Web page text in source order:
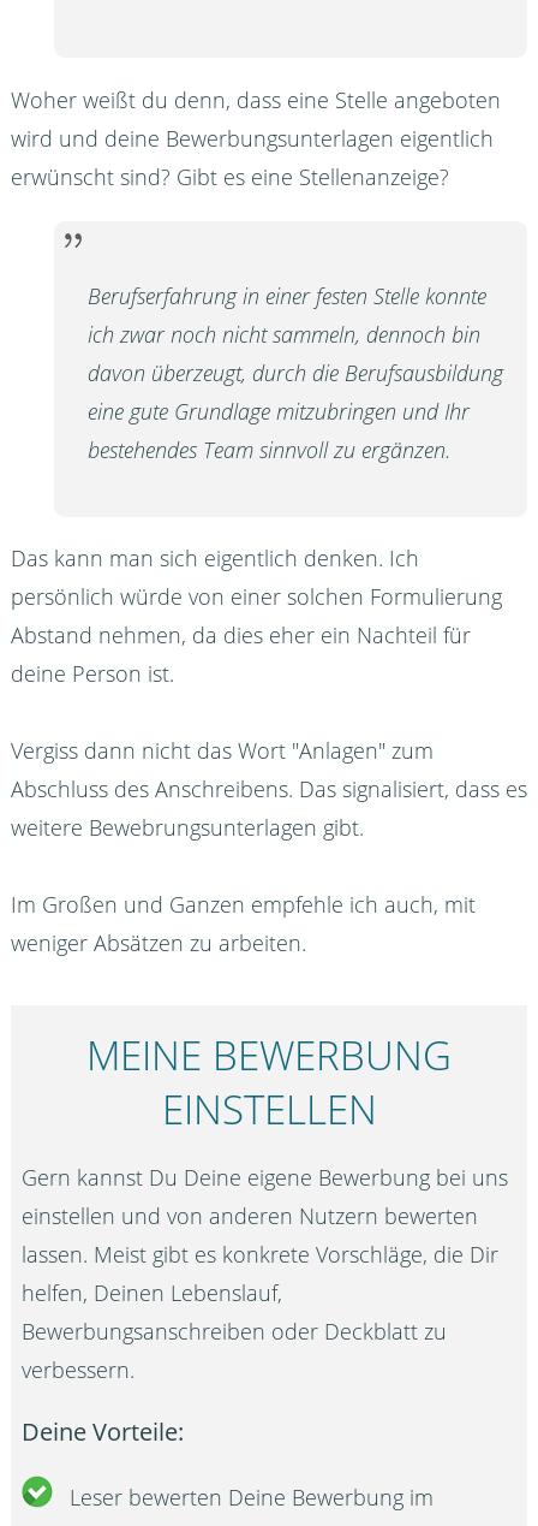
Woher weißt du denn, dass eine Stelle angeboten
wird und deine Bewerbungsunterlagen eigentlich
erwünscht sind? Gibt es eine Stellenanzeige?
Berufserfahrung in einer festen Stelle konnte
ich zwar noch nicht sammeln, dennoch bin
davon überzeugt, durch die Berufsausbildung
eine gute Grundlage mitzubringen und Ihr
bestehendes Team sinnvoll zu ergänzen.
Das kann man sich eigentlich denken. Ich
persönlich würde von einer solchen Formulierung
Abstand nehmen, da dies eher ein Nachteil für
deine Person ist.
Vergiss dann nicht das Wort "Anlagen" zum
Abschluss des Anschreibens. Das signalisiert, dass es
weitere Bewebrungsunterlagen gibt.
Im Großen und Ganzen empfehle ich auch, mit
weniger Absätzen zu arbeiten.
MEINE BEWERBUNG
EINSTELLEN
Gern kannst Du Deine eigene Bewerbung bei uns
einstellen und von anderen Nutzern bewerten
lassen. Meist gibt es konkrete Vorschläge, die Dir
helfen, Deinen Lebenslauf,
Bewerbungsanschreiben oder Deckblatt zu
verbessern.
Deine Vorteile:
Leser bewerten Deine Bewerbung im